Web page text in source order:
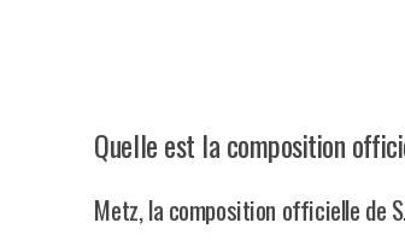
Quelle est la composition
Metz, la composition officielle de